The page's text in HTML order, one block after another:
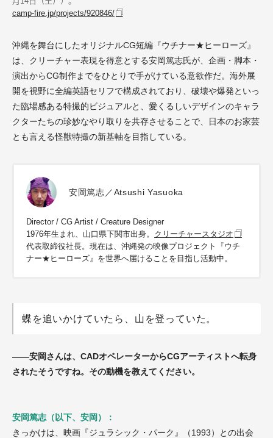
camp-fire.jp/projects/920846/
沖縄を舞台にしたオリジナルCG短編『ウチナー★ヒーローズ』
は、クリーチャー表現を得意とする安岡篤志氏が、企画・脚本・
演出からCG制作までをひとりで手がけている意欲作だ。海外展
開を視野に全編英語セリフで構成されており、破壊や爆発といっ
た臨場感ある特撮的ビジュアルと、愛くるしいデザインのキャラ
クターたちの珍妙なやり取りを共存させることで、日本のお家芸
とも言える怪獣特撮の新基軸を目指している。
安岡篤志／Atsushi Yasuoka
Director / CG Artist / Creature Designer
1976年生まれ、山口県下関市出身。 クリーチャースタジオ
代表取締役社長。現在は、沖縄発の映像プロジェクト『ウチ
ナー★ヒーローズ』を世界へ届けることを目指し活動中。
蝶を追いかけていたら、山を登っていた。
——安岡さんは、CADオペレーターからCGアーティストへ転身
されたそうですね。その動機を教えてください。
安岡篤志（以下、安岡）：
きっかけは、映画『ジュラシック・パーク』（1993）との出会